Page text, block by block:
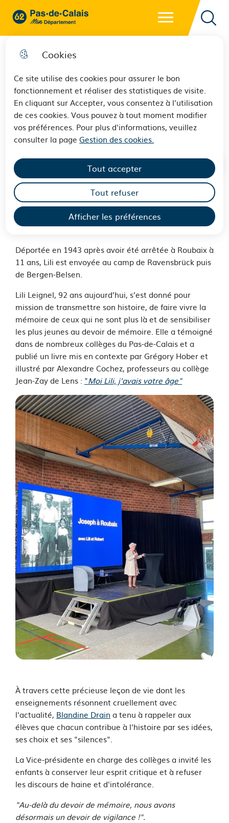
Cookies
Ce site utilise des cookies pour assurer le bon
fonctionnement et réaliser des statistiques de visite.
En cliquant sur Accepter, vous consentez à l'utilisation
de ces cookies. Vous pouvez à tout moment modifier
vos préférences. Pour plus d'informations, veuillez
consulter la pageGestion des cookies.
Afficher les préférences
Tout accepter
Tout refuser
62 - Pas-de-Calais Mon Département - Retour à l'accueil
Le témoignage de Lili Leignel
au collège Prévert de Heuchin
Lili Leignel, survivante de la Shoah, a témoigné de son
expérience ce mardi devant 700 élèves au collège
Prévert de Heuchin.
Déportée en 1943 après avoir été arrêtée à Roubaix à
11 ans, Lili est envoyée au camp de Ravensbrück puis
de Bergen-Belsen.
Lili Leignel, 92 ans aujourd’hui, s’est donné pour
mission de transmettre son histoire, de faire vivre la
mémoire de ceux qui ne sont plus là et de sensibiliser
les plus jeunes au devoir de mémoire. Elle a témoigné
dans de nombreux collèges du Pas-de-Calais et a
publié un livre mis en contexte par Grégory Hober et
illustré par Alexandre Cochez, professeurs au collège
Jean-Zay de Lens : "Moi Lili, j'avais votre âge"
À travers cette précieuse leçon de vie dont les
enseignements résonnent cruellement avec
l'actualité, Blandine Drain a tenu à rappeler aux
élèves que chacun contribue à l'histoire par ses idées,
ses choix et ses "silences".
La Vice-présidente en charge des collèges a invité les
enfants à conserver leur esprit critique et à refuser
les discours de haine et d'intolérance.
"Au-delà du devoir de mémoire, nous avons
désormais un devoir de vigilance !".